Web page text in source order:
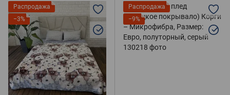
Распродажа
−3%
Распродажа
−9%